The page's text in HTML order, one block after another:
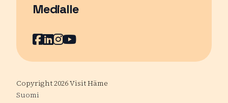
Medialle
Facebook
Sivu avautuu uudessa ikkunassa
LinkedIn
Sivu avautuu uudessa ikkunassa
Instagram
Sivu avautuu uudessa
YouTube
Sivu avautuu uudessa
Copyright 2026 Visit Häme
Suomi